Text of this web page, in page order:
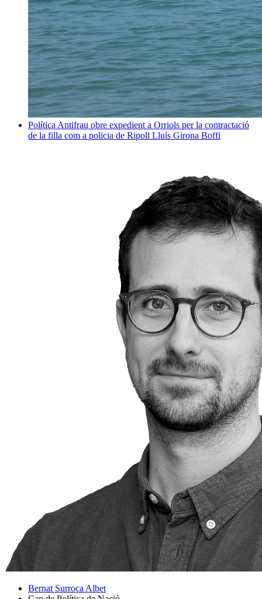
Política Antifrau obre expedient a Orriols per la contractació
de la filla com a policia de Ripoll Lluís Girona Boffi
Bernat Surroca Albet